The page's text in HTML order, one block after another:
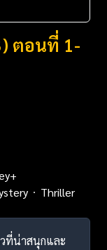
ตอนที่ 1-
Thriller
วที่น่าสนุกและ